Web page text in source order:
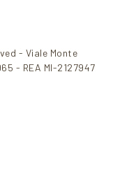
- Viale Monte
- REA MI-2127947